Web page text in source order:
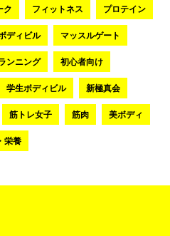
ク フィットネス プロテイン
ディビル マッスルゲート
ンニング 初心者向け
学生ボディビル 新極真会
筋トレ女子 筋肉 美ボディ
栄養